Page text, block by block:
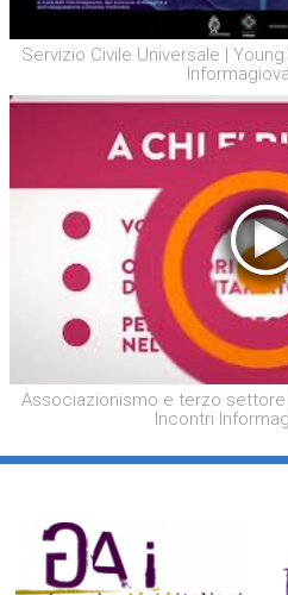
Servizio Civile Universale |
Associazionismo e terzo settore
Incontri